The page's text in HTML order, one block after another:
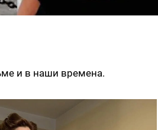
и в наши времена.